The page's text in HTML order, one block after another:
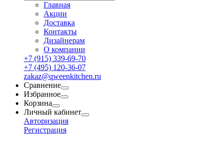
Главная
Акции
Доставка
Контакты
Дизайнерам
О компании
+7 (915) 339-69-70
+7 (495) 120-36-07
zakaz@qweenkitchen.ru
Сравнение
Избранное
Корзина
Личный кабинет
Авторизация
Регистрация